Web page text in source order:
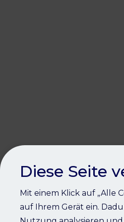
Diese Seite
Mit einem Klick auf „Alle
auf Ihrem Gerät ein.